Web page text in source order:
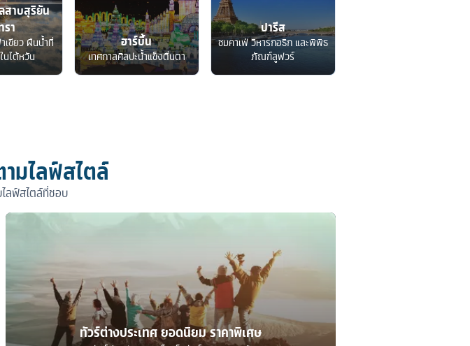
สาบสุริยัน
า
เขียว ผืนน้ำที่
ไต้หวัน
ฮาร์บิ้น
เทศกาลศิลปะน้ำแข็งตื่นตา
ปารีส
ชมคาเฟ่ วิหารกอธิก และพิพิธ
ภัณฑ์ลูฟวร์
มไลฟ์สไตล์
ลฟ์สไตล์ที่ชอบ
ทัวร์ต่างประเทศ ยอดนิยม ราคาพิเศษ